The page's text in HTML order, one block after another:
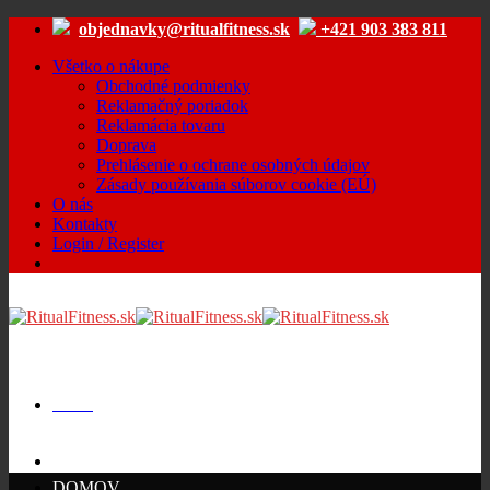
Skip
content
objednavky@ritualfitness.sk
+421 903 383 811
Všetko o nákupe
Obchodné podmienky
Reklamačný poriadok
Reklamácia tovaru
Doprava
Prehlásenie o ochrane osobných údajov
Zásady používania súborov cookie (EÚ)
O nás
Kontakty
Login / Register